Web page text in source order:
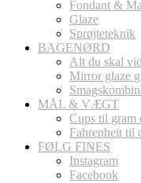
Fondant &
Glaze
Sprøjteteknik
BAGENØRD
Alt du skal
Mirror glaze
MÅL & VÆGT
Cups til gram
Fahrenheit til
FØLG FINES
Instagram
Facebook